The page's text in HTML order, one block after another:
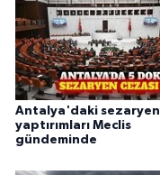
Antalya'daki sezaryen
yaptırımları Meclis
gündeminde